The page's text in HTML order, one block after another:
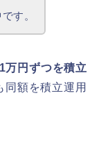
す。
万円ずつを積立
同額を積立運用